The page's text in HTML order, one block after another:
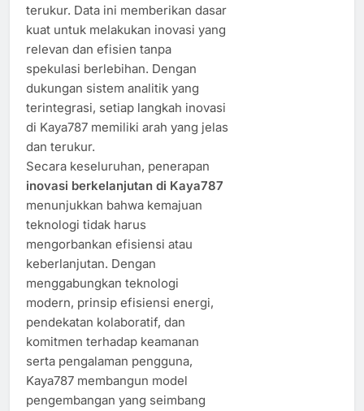
terukur. Data ini memberikan dasar
kuat untuk melakukan inovasi yang
relevan dan efisien tanpa
spekulasi berlebihan. Dengan
dukungan sistem analitik yang
terintegrasi, setiap langkah inovasi
di Kaya787 memiliki arah yang jelas
dan terukur.
Secara keseluruhan, penerapan
inovasi berkelanjutan di Kaya787
menunjukkan bahwa kemajuan
teknologi tidak harus
mengorbankan efisiensi atau
keberlanjutan. Dengan
menggabungkan teknologi
modern, prinsip efisiensi energi,
pendekatan kolaboratif, dan
komitmen terhadap keamanan
serta pengalaman pengguna,
Kaya787 membangun model
pengembangan yang seimbang